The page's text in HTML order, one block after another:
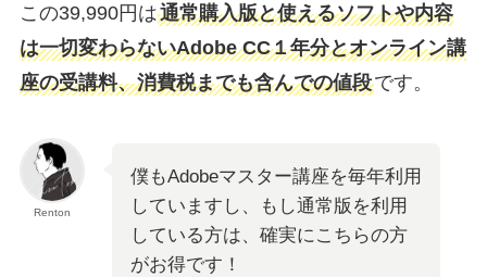
この39,990円は通常購入版と使えるソフトや内容
は一切変わらないAdobe CC１年分とオンライン講
座の受講料、消費税までも含んでの値段です。
Renton
僕もAdobeマスター講座を毎年利用
していますし、もし通常版を利用
している方は、確実にこちらの方
がお得です！